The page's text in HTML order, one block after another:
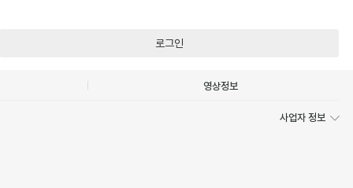
로그인
영상정보
사업자 정보